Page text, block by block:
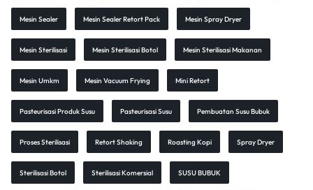
Mesin Sealer Mesin Sealer Retort Pack Mesin Spray Dryer
Mesin Sterilisasi Mesin Sterilisasi Botol Mesin Sterilisasi Makanan
Mesin Umkm Mesin Vacuum Frying Mini Retort
Pasteurisasi Produk Susu Pasteurisasi Susu Pembuatan Susu Bubuk
Proses Sterilisasi Retort Shaking Roasting Kopi Spray Dryer
Sterilisasi Botol Sterilisasi Komersial SUSU BUBUK